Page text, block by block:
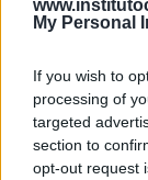
My Personal
If you wish to
processing of
targeted
section to
opt-out request
La revisión de
preservar el